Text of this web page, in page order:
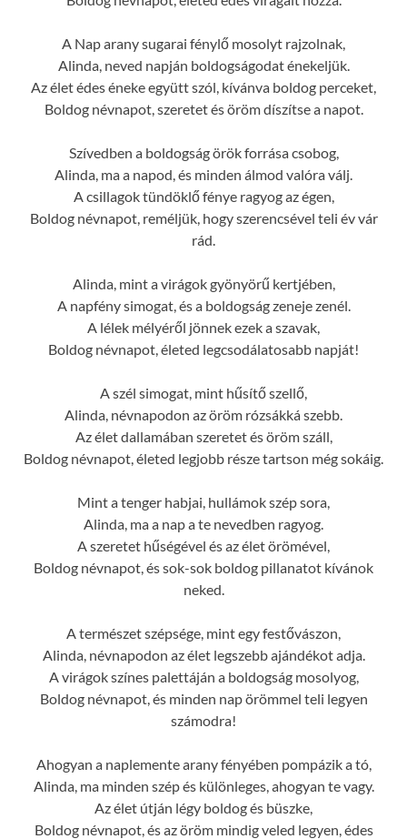
A Nap arany sugarai fénylő mosolyt rajzolnak,
Alinda, neved napján boldogságodat énekeljük.
Az élet édes éneke együtt szól, kívánva boldog perceket,
Boldog névnapot, szeretet és öröm díszítse a napot.
Szívedben a boldogság örök forrása csobog,
Alinda, ma a napod, és minden álmod valóra válj.
A csillagok tündöklő fénye ragyog az égen,
Boldog névnapot, reméljük, hogy szerencsével teli év vár
rád.
Alinda, mint a virágok gyönyörű kertjében,
A napfény simogat, és a boldogság zeneje zenél.
A lélek mélyéről jönnek ezek a szavak,
Boldog névnapot, életed legcsodálatosabb napját!
A szél simogat, mint hűsítő szellő,
Alinda, névnapodon az öröm rózsákká szebb.
Az élet dallamában szeretet és öröm száll,
Boldog névnapot, életed legjobb része tartson még sokáig.
Mint a tenger habjai, hullámok szép sora,
Alinda, ma a nap a te nevedben ragyog.
A szeretet hűségével és az élet örömével,
Boldog névnapot, és sok-sok boldog pillanatot kívánok
neked.
A természet szépsége, mint egy festővászon,
Alinda, névnapodon az élet legszebb ajándékot adja.
A virágok színes palettáján a boldogság mosolyog,
Boldog névnapot, és minden nap örömmel teli legyen
számodra!
Ahogyan a naplemente arany fényében pompázik a tó,
Alinda, ma minden szép és különleges, ahogyan te vagy.
Az élet útján légy boldog és büszke,
Boldog névnapot, és az öröm mindig veled legyen, édes